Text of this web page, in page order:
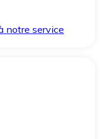
notre service